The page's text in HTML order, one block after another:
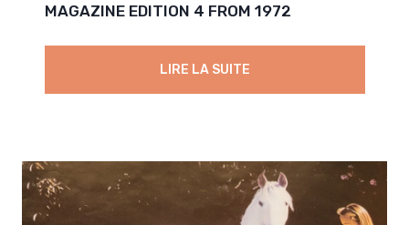
MAGAZINE EDITION 4 FROM 1972
LIRE LA SUITE